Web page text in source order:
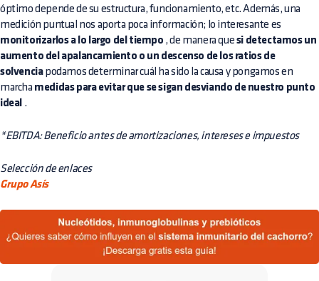
óptimo depende de su estructura, funcionamiento, etc. Además, una
medición puntual nos aporta poca información; lo interesante es
monitorizarlos a lo largo del tiempo , de manera que si detectamos un
aumento del apalancamiento o un descenso de los ratios de
solvenciapodamos determinar cuál ha sido la causa y pongamos en
marcha medidas para evitar que se sigan desviando de nuestro punto
ideal .
*EBITDA: Beneficio antes de amortizaciones, intereses e impuestos
Selección de enlaces
Grupo Asís